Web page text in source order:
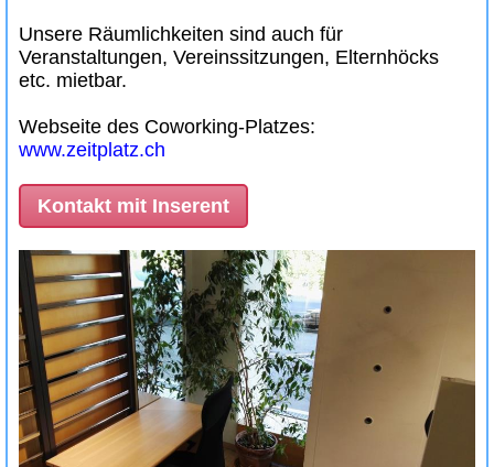
Unsere Räumlichkeiten sind auch für
Veranstaltungen, Vereinssitzungen, Elternhöcks
etc. mietbar.
Webseite des Coworking-Platzes:
www.zeitplatz.ch
Kontakt mit Inserent